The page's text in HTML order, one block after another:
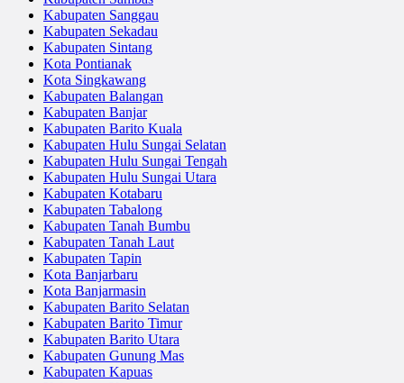
Kabupaten Sanggau
Kabupaten Sekadau
Kabupaten Sintang
Kota Pontianak
Kota Singkawang
Kabupaten Balangan
Kabupaten Banjar
Kabupaten Barito Kuala
Kabupaten Hulu Sungai Selatan
Kabupaten Hulu Sungai Tengah
Kabupaten Hulu Sungai Utara
Kabupaten Kotabaru
Kabupaten Tabalong
Kabupaten Tanah Bumbu
Kabupaten Tanah Laut
Kabupaten Tapin
Kota Banjarbaru
Kota Banjarmasin
Kabupaten Barito Selatan
Kabupaten Barito Timur
Kabupaten Barito Utara
Kabupaten Gunung Mas
Kabupaten Kapuas